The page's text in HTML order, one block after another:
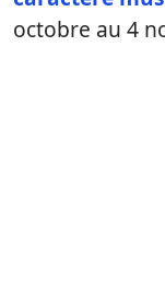
octobre au 4